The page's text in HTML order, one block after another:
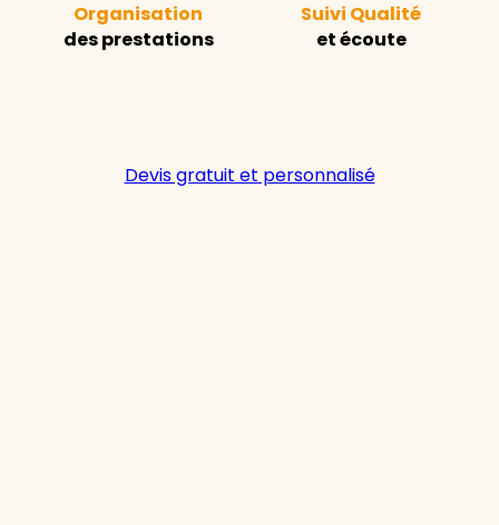
Organisation
des prestations
Suivi Qualité
et écoute
Devis gratuit et personnalisé